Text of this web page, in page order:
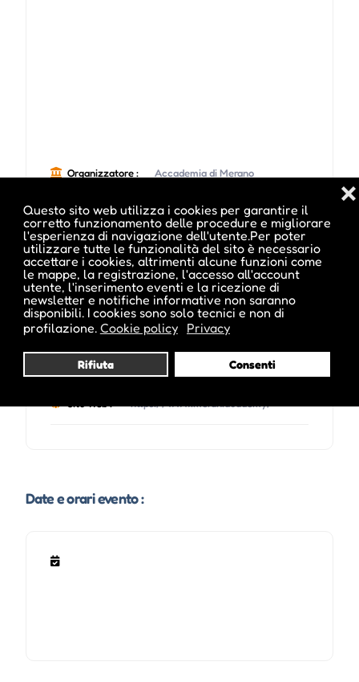
Questo sito web utilizza i cookies per garantire il
corretto funzionamento delle procedure e migliorare
l'esperienza di navigazione dell'utente.Per poter
utilizzare tutte le funzionalità del sito è necessario
accettare i cookies, altrimenti alcune funzioni come
le mappe, la registrazione, l'accesso all'account
utente, l'inserimento eventi e la ricezione di
newsletter e notifiche informative non saranno
disponibili. I cookies sono solo tecnici e non di
profilazione. Cookie policy Privacy
Rifiuta Consenti
❌
Organizzatore :
Accademia di Merano
Location : Accademia di Merano, Villa San Marco
Indirizzo : Via Innerhofer 1, Merano, BZ
Telefono : 0473 237737
Email :
Sito Web : https://www.meran.academy/
Date e orari evento :